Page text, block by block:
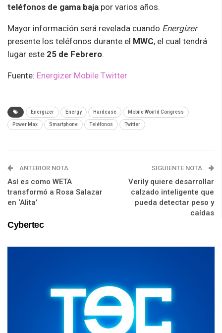
teléfonos de gama baja por varios años.
Mayor información será revelada cuando Energizer
presente los teléfonos durante el MWC, el cual tendrá
lugar este 25 de Febrero.
Fuente: Energizer Mobile Twitter
Energizer Energy Hardcase Mobile Woirld Congress
Power Max Smartphone Teléfonos Twitter
ANTERIOR NOTA
Así es como WETA
transformó a Rosa Salazar
en ‘Alita’
SIGUIENTE NOTA
Verily quiere desarrollar
calzado inteligente que
pueda detectar peso y
caídas
Cybertec